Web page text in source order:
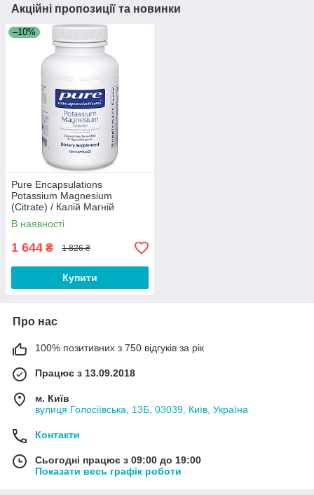
Акційні пропозиції та новинки
–10%
Pure Encapsulations
Potassium Magnesium
(Citrate) / Калій Магній
(цитрат) 180 капсул Термін
В наявності
1 644 ₴ 1 826 ₴
Купити
Про нас
100% позитивних з 750 відгуків за рік
Працює з 13.09.2018
м. Київ
вулиця Голосіївська, 13Б, 03039, Київ, Україна
Контакти
Сьогодні працює з 09:00 до 19:00
Показати весь графік роботи